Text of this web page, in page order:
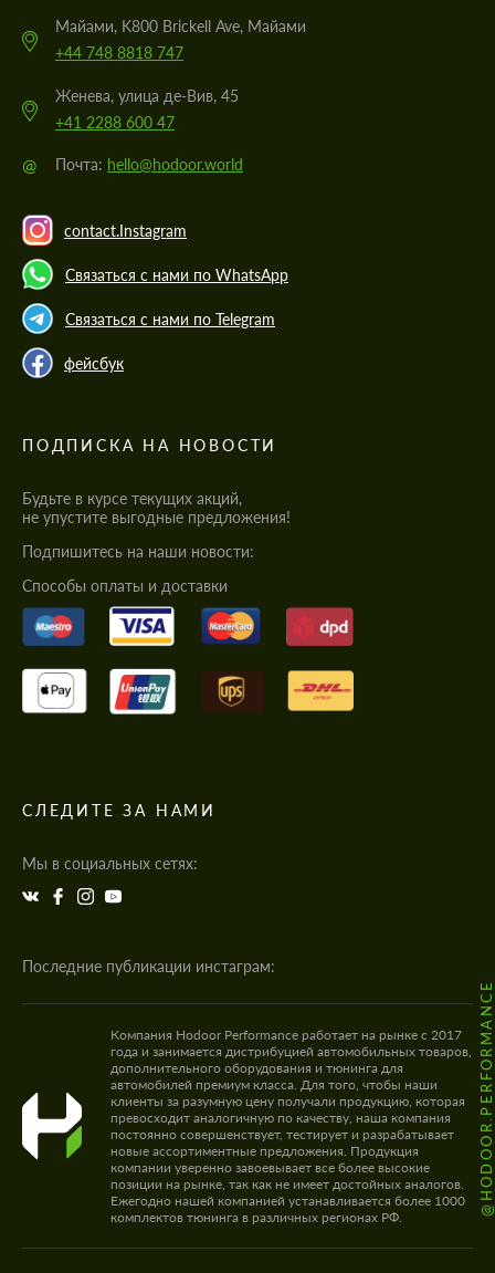
Майами, K800 Brickell Ave, Майами
+44 748 8818 747
Женева, улица де-Вив, 45
+41 2288 600 47
@ Почта: hello@hodoor.world
contact.Instagram
Связаться с нами по WhatsApp
Связаться с нами по Telegram
фейсбук
ПОДПИСКА НА НОВОСТИ
Будьте в курсе текущих акций,
не упустите выгодные предложения!
Подпишитесь на наши новости:
Cпособы оплаты и доставки
СЛЕДИТЕ ЗА НАМИ
Мы в социальных сетях:
Последние публикации инстаграм:
@HODOOR.PERFORMANCE
Компания Hodoor Performance работает на рынке с 2017
года и занимается дистрибуцией автомобильных товаров,
дополнительного оборудования и тюнинга для
автомобилей премиум класса. Для того, чтобы наши
клиенты за разумную цену получали продукцию, которая
превосходит аналогичную по качеству, наша компания
постоянно совершенствует, тестирует и разрабатывает
новые ассортиментные предложения. Продукция
компании уверенно завоевывает все более высокие
позиции на рынке, так как не имеет достойных аналогов.
Ежегодно нашей компанией устанавливается более 1000
комплектов тюнинга в различных регионах РФ.